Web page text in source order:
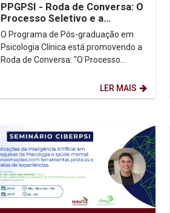
PPGPSI - Roda de Conversa: O
Processo Seletivo e a
Construção do Projeto de
Pesquisa
O Programa de Pós-graduação em
Psicologia Clínica está promovendo a
Roda de Conversa: "O Processo
LER MAIS